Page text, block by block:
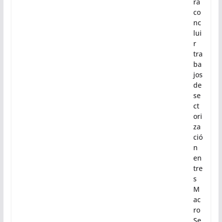
ie
n
15
0
m
dp
pa
ra
co
nc
lui
r
tra
ba
jos
de
se
ct
ori
za
ció